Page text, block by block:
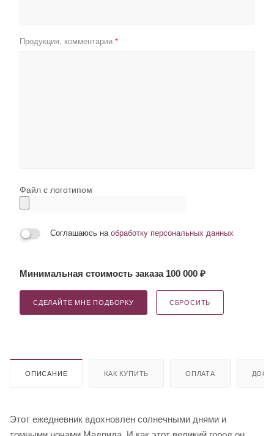
Продукция, комментарии *
Файл с логотипом
Соглашаюсь на обработку персональных данных
Минимальная стоимость заказа 100 000 ₽
СДЕЛАЙТЕ МНЕ ПОДБОРКУ СБРОСИТЬ
ОПИСАНИЕ КАК КУПИТЬ ОПЛАТА
Этот ежедневник вдохновлен солнечными днями и